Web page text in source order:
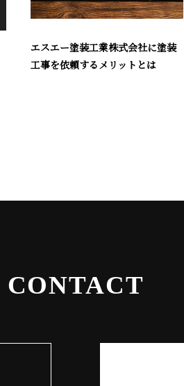
エスエー塗装工業株式会社に塗装
工事を依頼するメリットとは
CONTACT